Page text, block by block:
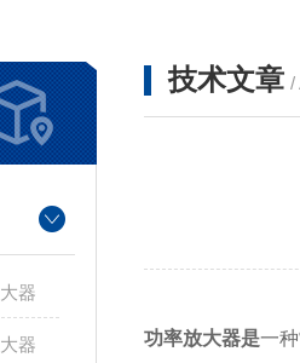
器
器
技术文章 /
功率放大器是一